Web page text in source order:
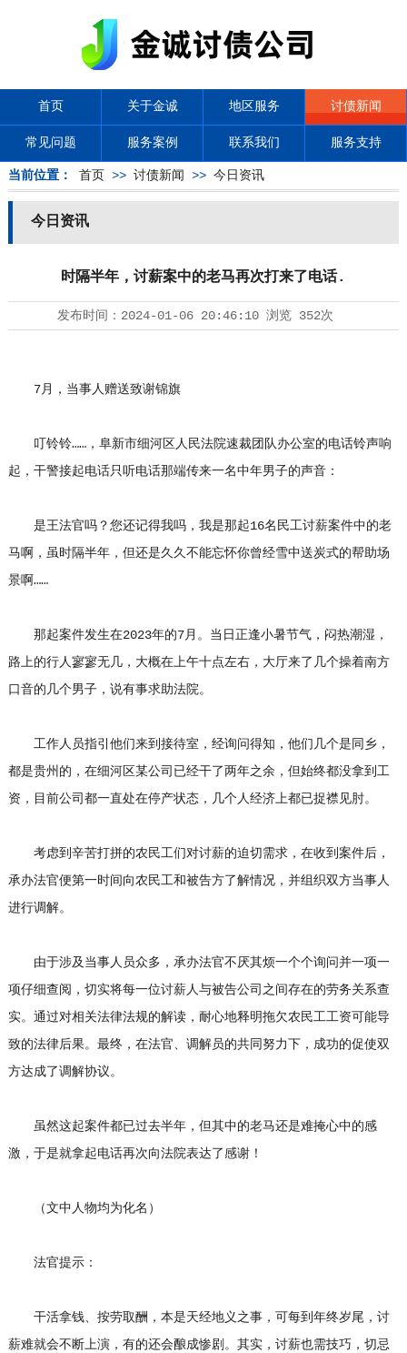
首页 关于金诚 地区服务 讨债新闻
常见问题 服务案例 联系我们 服务支持
当前位置： 首页 >> 讨债新闻 >> 今日资讯
今日资讯
时隔半年，讨薪案中的老马再次打来了电话.
发布时间： 2024-01-06 20:46:10浏览 352次
7月，当事人赠送致谢锦旗
叮铃铃……，阜新市细河区人民法院速裁团队办公室的电话铃声响
起，干警接起电话只听电话那端传来一名中年男子的声音：
是王法官吗？您还记得我吗，我是那起16名民工讨薪案件中的老
马啊，虽时隔半年，但还是久久不能忘怀你曾经雪中送炭式的帮助场
景啊……
那起案件发生在2023年的7月。当日正逢小暑节气，闷热潮湿，
路上的行人寥寥无几，大概在上午十点左右，大厅来了几个操着南方
口音的几个男子，说有事求助法院。
工作人员指引他们来到接待室，经询问得知，他们几个是同乡，
都是贵州的，在细河区某公司已经干了两年之余，但始终都没拿到工
资，目前公司都一直处在停产状态，几个人经济上都已捉襟见肘。
考虑到辛苦打拼的农民工们对讨薪的迫切需求，在收到案件后，
承办法官便第一时间向农民工和被告方了解情况，并组织双方当事人
进行调解。
由于涉及当事人员众多，承办法官不厌其烦一个个询问并一项一
项仔细查阅，切实将每一位讨薪人与被告公司之间存在的劳务关系查
实。通过对相关法律法规的解读，耐心地释明拖欠农民工工资可能导
致的法律后果。最终，在法官、调解员的共同努力下，成功的促使双
方达成了调解协议。
虽然这起案件都已过去半年，但其中的老马还是难掩心中的感
激，于是就拿起电话再次向法院表达了感谢！
（文中人物均为化名）
法官提示：
干活拿钱、按劳取酬，本是天经地义之事，可每到年终岁尾，讨
薪难就会不断上演，有的还会酿成惨剧。其实，讨薪也需技巧，切忌